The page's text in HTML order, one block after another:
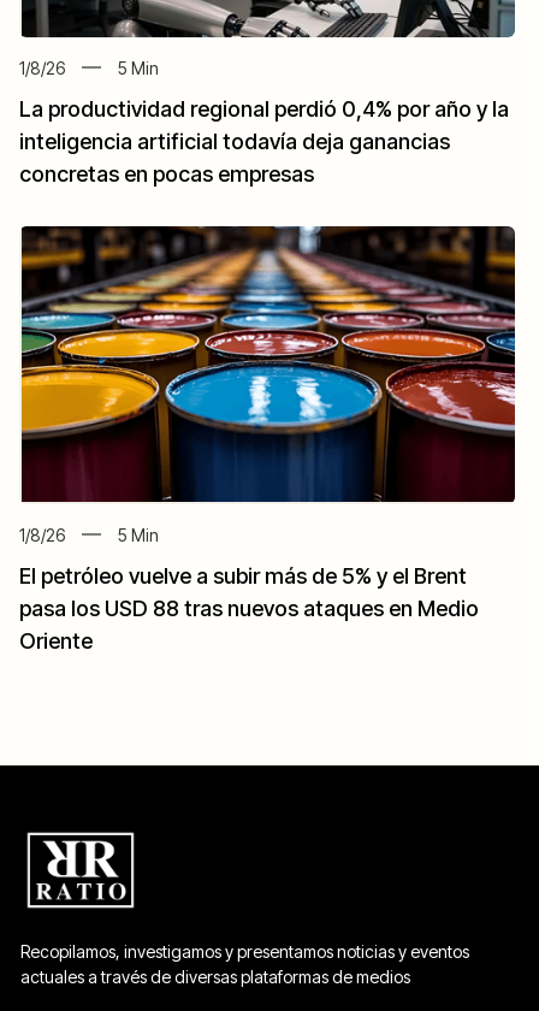
1/8/26 5 Min
La productividad regional perdió 0,4% por año y la
inteligencia artificial todavía deja ganancias
concretas en pocas empresas
1/8/26 5 Min
El petróleo vuelve a subir más de 5% y el Brent
pasa los USD 88 tras nuevos ataques en Medio
Oriente
Recopilamos, investigamos y presentamos noticias y eventos
actuales a través de diversas plataformas de medios